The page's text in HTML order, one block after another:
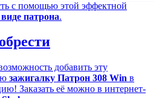
с помощью этой эффектной
патрона.
добавить эту
зажигалку Патрон 308 Win в
Заказать её можно в интернет-